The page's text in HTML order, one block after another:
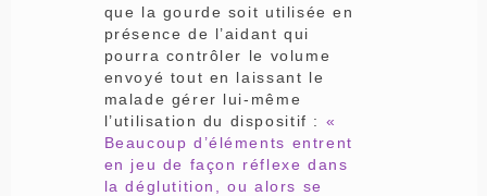
que la gourde soit utilisée en
présence de l’aidant qui
pourra contrôler le volume
envoyé tout en laissant le
malade gérer lui-même
l’utilisation du dispositif : «
Beaucoup d’éléments entrent
en jeu de façon réflexe dans
la déglutition, ou alors se